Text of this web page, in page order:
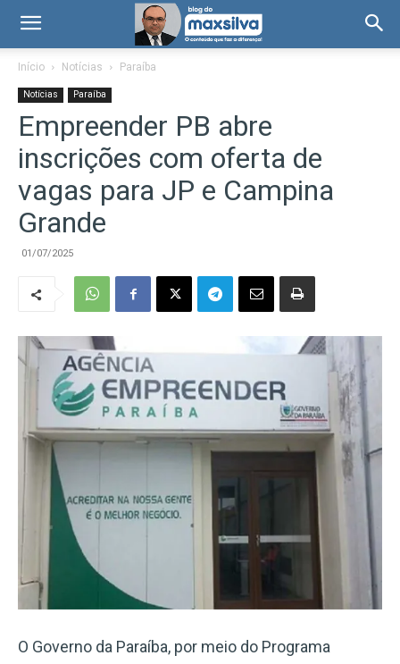
Início Notícias Paraíba
Notícias Paraíba
Empreender PB abre
inscrições com oferta de
vagas para JP e Campina
Grande
01/07/2025
O Governo da Paraíba, por meio do Programa